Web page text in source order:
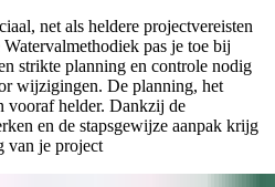
net als heldere projectvereisten
pas je toe bij
strikte planning en controle nodig
wijzigingen. De planning, het
vooraf helder. Dankzij de
en de stapsgewijze aanpak krijg
van je project